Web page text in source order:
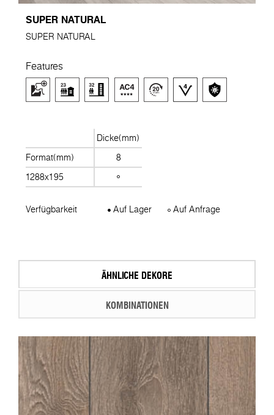
SUPER NATURAL
SUPER NATURAL
Features
Dicke(mm)
Format(mm)
8
1288x195
Verfügbarkeit Auf Lager Auf Anfrage
ÄHNLICHE DEKORE
KOMBINATIONEN